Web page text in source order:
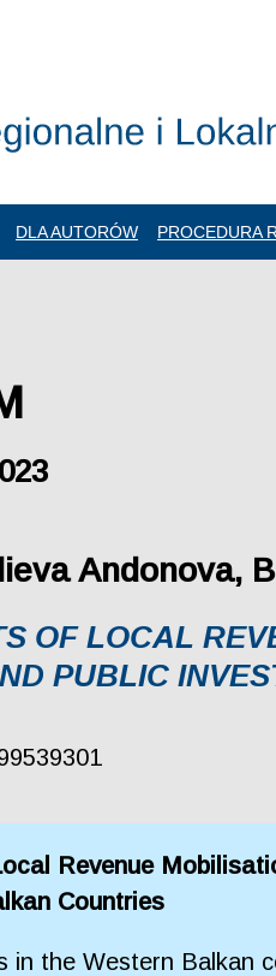
DLA AUTORÓW PROCEDURA
Andonova,
OF LOCAL
PUBLIC
Revenue
Countries
in the Western Balkan